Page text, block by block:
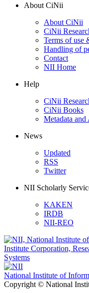
About CiNii
About CiNii
CiNii
Terms of use
Handling of
Contact
NII Home
Help
CiNii
CiNii Books
Metadata and
News
Updated
RSS
Twitter
NII Scholarly
KAKEN
IRDB
NII-REO
National Institute of
Copyright © National